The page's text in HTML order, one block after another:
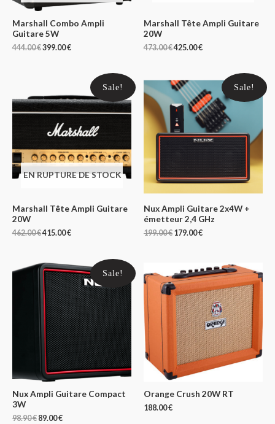
Marshall Combo Ampli
Guitare 5W
444.00€399.00€
Marshall Tête Ampli Guitare
20W
473.00€425.00€
Sale!
EN RUPTURE DE STOCK
Marshall Tête Ampli Guitare
20W
462.00€415.00€
Sale!
Nux Ampli Guitare 2x4W +
émetteur 2,4 GHz
199.00€ 179.00€
Sale!
Nux Ampli Guitare Compact
3W
98.90€ 89.00€
Orange Crush 20W RT
188.00€